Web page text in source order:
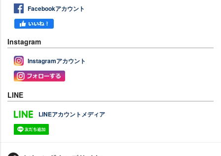
Facebookアカウント
Instagram
Instagramアカウント
LINE
LINEアカウントメディア